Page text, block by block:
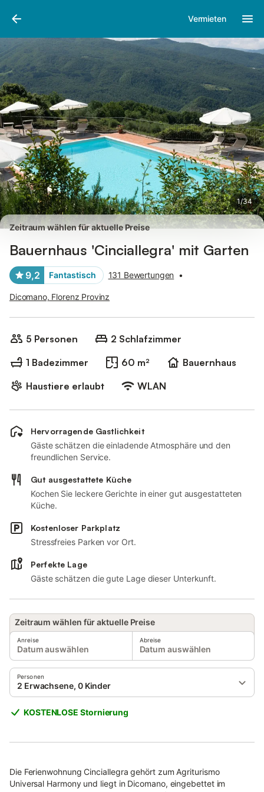
Vermieten
1/34
Bilder
Zeitraum wählen für aktuelle Preise
Bauernhaus 'Cinciallegra' mit Garten
9,2 Fantastisch 131 Bewertungen •
Dicomano, Florenz Provinz
5 Personen
2 Schlafzimmer
1 Badezimmer
60 m²
Bauernhaus
Haustiere erlaubt
WLAN
Hervorragende Gastlichkeit
Gäste schätzen die einladende Atmosphäre und den
freundlichen Service.
Gut ausgestattete Küche
Kochen Sie leckere Gerichte in einer gut ausgestatteten
Küche.
Kostenloser Parkplatz
Stressfreies Parken vor Ort.
Perfekte Lage
Gäste schätzen die gute Lage dieser Unterkunft.
Zeitraum wählen für aktuelle Preise
Anreise
Datum auswählen
Abreise
Datum auswählen
Personen
2 Erwachsene, 0 Kinder
KOSTENLOSE Stornierung
Die Ferienwohnung Cinciallegra gehört zum Agriturismo
Universal Harmony und liegt in Dicomano, eingebettet im